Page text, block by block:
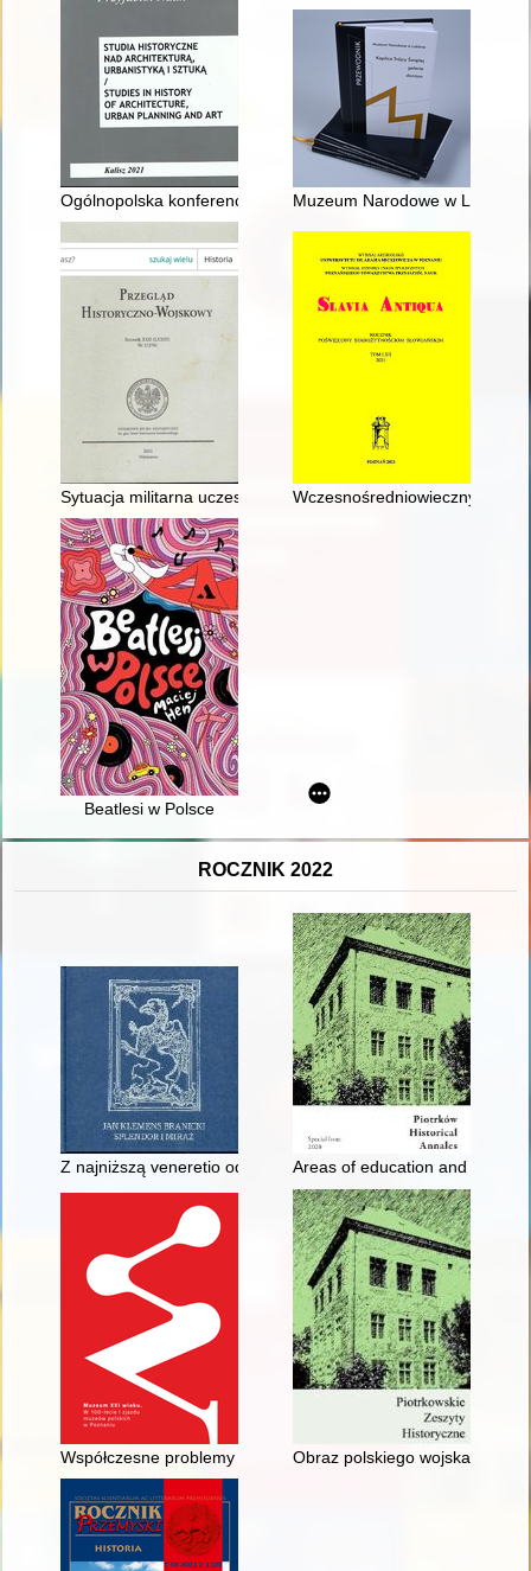
Ogólnopolska konferencja naukowa "Rycerze świętego
Muzeum Narodowe w Lublinie
Sytuacja militarna uczestników wojny wietnamskiej w świetle
Wczesnośredniowieczny
Beatlesi w Polsce
ROCZNIK 2022
Z najniższą veneretio odebrałem list jwwmci pana i
Areas of education and care
Współczesne problemy polskiego muzealnictwa
Obraz polskiego wojska w